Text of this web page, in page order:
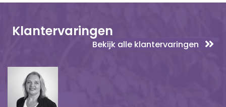
Klantervaringen
Bekijk alle klantervaringen